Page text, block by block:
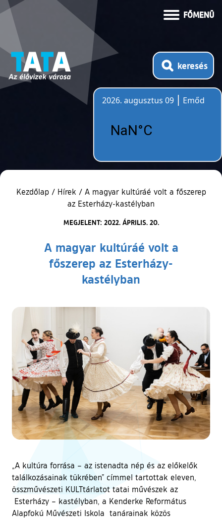
FŐMENÜ
keresés
2026. augusztus 09
Emőd
Kezdőlap / Hírek / A magyar kultúráé volt a főszerep
az Esterházy-kastélyban
MEGJELENT: 2022. ÁPRILIS. 20.
A magyar kultúráé volt a
főszerep az Esterházy-
kastélyban
„A kultúra forrása – az istenadta nép és az előkelők
találkozásainak tükrében” címmel tartottak eleven,
összművészeti KULTtárlatot tatai művészek az
Esterházy – kastélyban, a Kenderke Református
Alapfokú Művészeti Iskola tanárainak közös